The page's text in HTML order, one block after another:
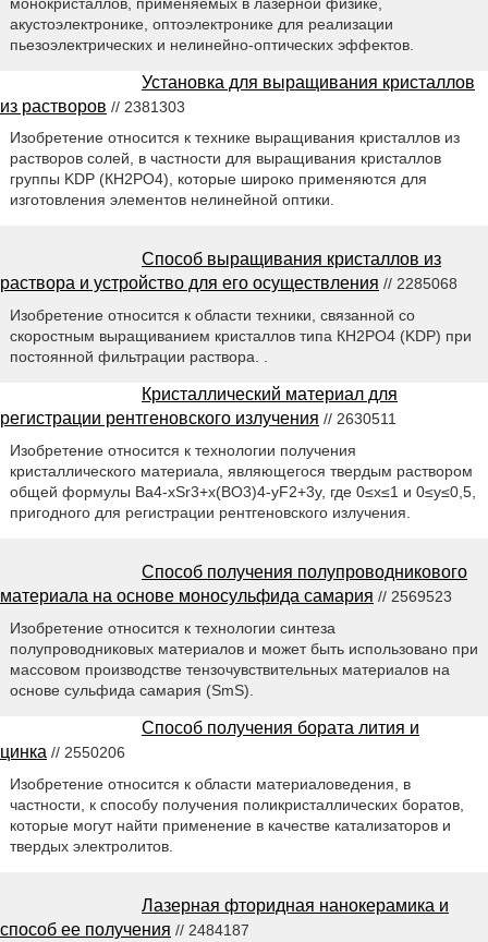
акустоэлектронике, оптоэлектронике для реализации
пьезоэлектрических и нелинейно-оптических эффектов.
Установка для выращивания кристаллов
из растворов // 2381303
Изобретение относится к технике выращивания кристаллов из
растворов солей, в частности для выращивания кристаллов
группы KDP (КН2РO4), которые широко применяются для
изготовления элементов нелинейной оптики.
Способ выращивания кристаллов из
раствора и устройство для его осуществления // 2285068
Изобретение относится к области техники, связанной со
скоростным выращиванием кристаллов типа КН2РО4 (KDP) при
постоянной фильтрации раствора. .
Кристаллический материал для
регистрации рентгеновского излучения // 2630511
Изобретение относится к технологии получения
кристаллического материала, являющегося твердым раствором
общей формулы Ва4-xSr3+x(ВО3)4-yF2+3y, где 0≤x≤1 и 0≤y≤0,5,
пригодного для регистрации рентгеновского излучения.
Способ получения полупроводникового
материала на основе моносульфида самария // 2569523
Изобретение относится к технологии синтеза
полупроводниковых материалов и может быть использовано при
массовом производстве тензочувствительных материалов на
основе сульфида самария (SmS).
Способ получения бората лития и
цинка // 2550206
Изобретение относится к области материаловедения, в
частности, к способу получения поликристаллических боратов,
которые могут найти применение в качестве катализаторов и
твердых электролитов.
Лазерная фторидная нанокерамика и
способ ее получения // 2484187